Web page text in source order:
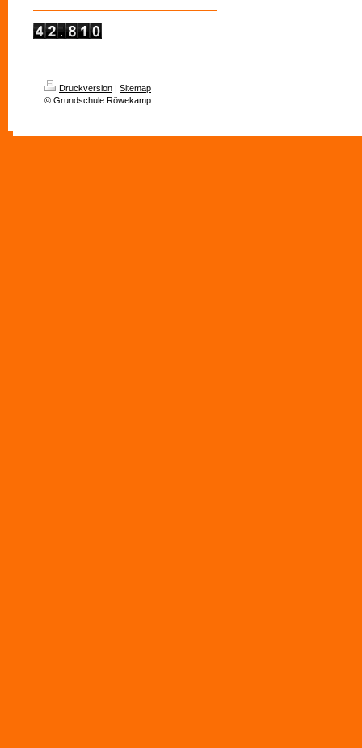
Druckversion | Sitemap
© Grundschule Röwekamp